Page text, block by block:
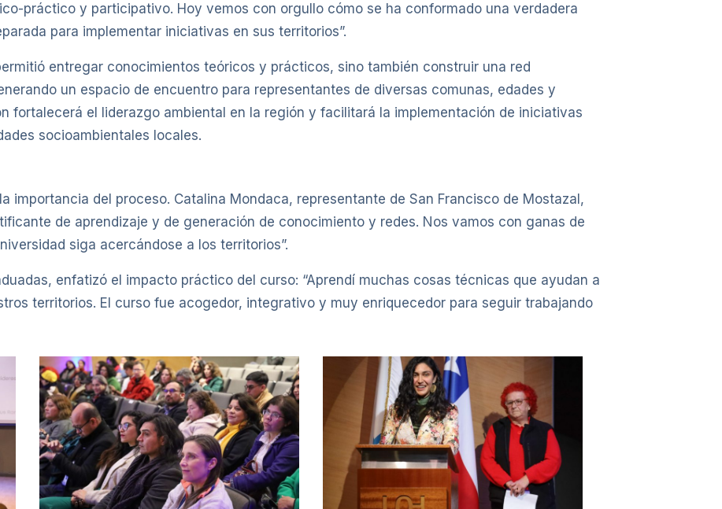
práctico y participativo. Hoy vemos con orgullo cómo se ha conformado una verdadera
para implementar iniciativas en sus territorios”.
entregar conocimientos teóricos y prácticos, sino también construir una red
un espacio de encuentro para representantes de diversas comunas, edades y
fortalecerá el liderazgo ambiental en la región y facilitará la implementación de iniciativas
socioambientales locales.
importancia del proceso. Catalina Mondaca, representante de San Francisco de Mostazal,
de aprendizaje y de generación de conocimiento y redes. Nos vamos con ganas de
siga acercándose a los territorios”.
enfatizó el impacto práctico del curso: “Aprendí muchas cosas técnicas que ayudan a
territorios. El curso fue acogedor, integrativo y muy enriquecedor para seguir trabajando